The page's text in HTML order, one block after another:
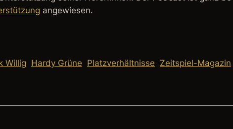
angewiesen.
Willig Hardy Grüne Platzverhältnisse Zeitspiel-Magazin